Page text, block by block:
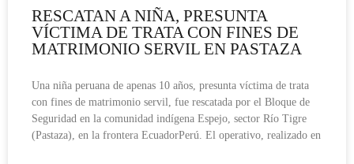
RESCATAN A NIÑA, PRESUNTA
VÍCTIMA DE TRATA CON FINES DE
MATRIMONIO SERVIL EN PASTAZA
Una niña peruana de apenas 10 años, presunta víctima de trata
con fines de matrimonio servil, fue rescatada por el Bloque de
Seguridad en la comunidad indígena Espejo, sector Río Tigre
(Pastaza), en la frontera EcuadorPerú. El operativo, realizado en